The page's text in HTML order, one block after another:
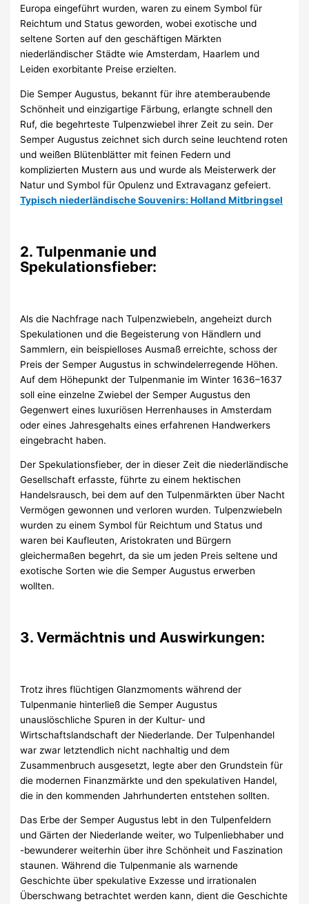
Europa eingeführt wurden, waren zu einem Symbol für
Reichtum und Status geworden, wobei exotische und
seltene Sorten auf den geschäftigen Märkten
niederländischer Städte wie Amsterdam, Haarlem und
Leiden exorbitante Preise erzielten.
Die Semper Augustus, bekannt für ihre atemberaubende
Schönheit und einzigartige Färbung, erlangte schnell den
Ruf, die begehrteste Tulpenzwiebel ihrer Zeit zu sein. Der
Semper Augustus zeichnet sich durch seine leuchtend roten
und weißen Blütenblätter mit feinen Federn und
komplizierten Mustern aus und wurde als Meisterwerk der
Natur und Symbol für Opulenz und Extravaganz gefeiert.
Typisch niederländische Souvenirs: Holland Mitbringsel
2. Tulpenmanie und
Spekulationsfieber:
Als die Nachfrage nach Tulpenzwiebeln, angeheizt durch
Spekulationen und die Begeisterung von Händlern und
Sammlern, ein beispielloses Ausmaß erreichte, schoss der
Preis der Semper Augustus in schwindelerregende Höhen.
Auf dem Höhepunkt der Tulpenmanie im Winter 1636–1637
soll eine einzelne Zwiebel der Semper Augustus den
Gegenwert eines luxuriösen Herrenhauses in Amsterdam
oder eines Jahresgehalts eines erfahrenen Handwerkers
eingebracht haben.
Der Spekulationsfieber, der in dieser Zeit die niederländische
Gesellschaft erfasste, führte zu einem hektischen
Handelsrausch, bei dem auf den Tulpenmärkten über Nacht
Vermögen gewonnen und verloren wurden. Tulpenzwiebeln
wurden zu einem Symbol für Reichtum und Status und
waren bei Kaufleuten, Aristokraten und Bürgern
gleichermaßen begehrt, da sie um jeden Preis seltene und
exotische Sorten wie die Semper Augustus erwerben
wollten.
3. Vermächtnis und Auswirkungen:
Trotz ihres flüchtigen Glanzmoments während der
Tulpenmanie hinterließ die Semper Augustus
unauslöschliche Spuren in der Kultur- und
Wirtschaftslandschaft der Niederlande. Der Tulpenhandel
war zwar letztendlich nicht nachhaltig und dem
Zusammenbruch ausgesetzt, legte aber den Grundstein für
die modernen Finanzmärkte und den spekulativen Handel,
die in den kommenden Jahrhunderten entstehen sollten.
Das Erbe der Semper Augustus lebt in den Tulpenfeldern
und Gärten der Niederlande weiter, wo Tulpenliebhaber und
-bewunderer weiterhin über ihre Schönheit und Faszination
staunen. Während die Tulpenmanie als warnende
Geschichte über spekulative Exzesse und irrationalen
Überschwang betrachtet werden kann, dient die Geschichte